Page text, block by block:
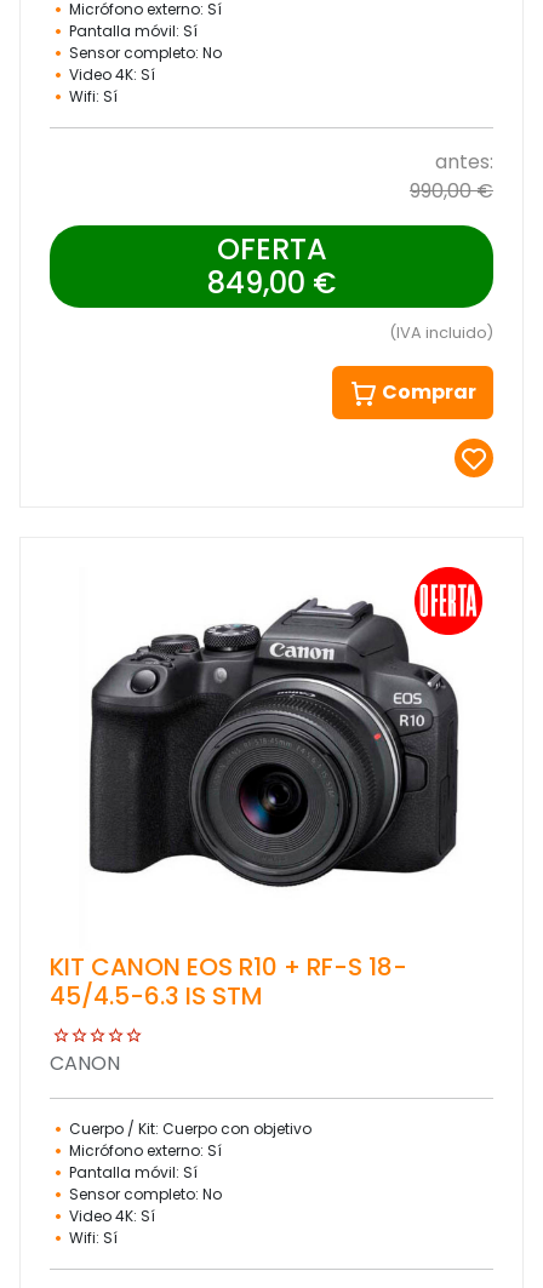
Micrófono externo: Sí
Pantalla móvil: Sí
Sensor completo: No
Video 4K: Sí
Wifi: Sí
antes:
990,00 €
OFERTA
849,00 €
(IVA incluido)
Comprar
KIT CANON EOS R10 + RF-S 18-
45/4.5-6.3 IS STM
CANON
Cuerpo / Kit: Cuerpo con objetivo
Micrófono externo: Sí
Pantalla móvil: Sí
Sensor completo: No
Video 4K: Sí
Wifi: Sí